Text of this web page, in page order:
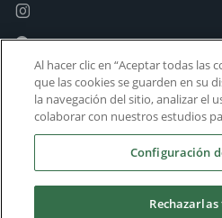
Al hacer clic en “Aceptar todas las
que las cookies se guarden en su
la navegación del sitio, analizar el
colaborar con nuestros estudios
Configuración